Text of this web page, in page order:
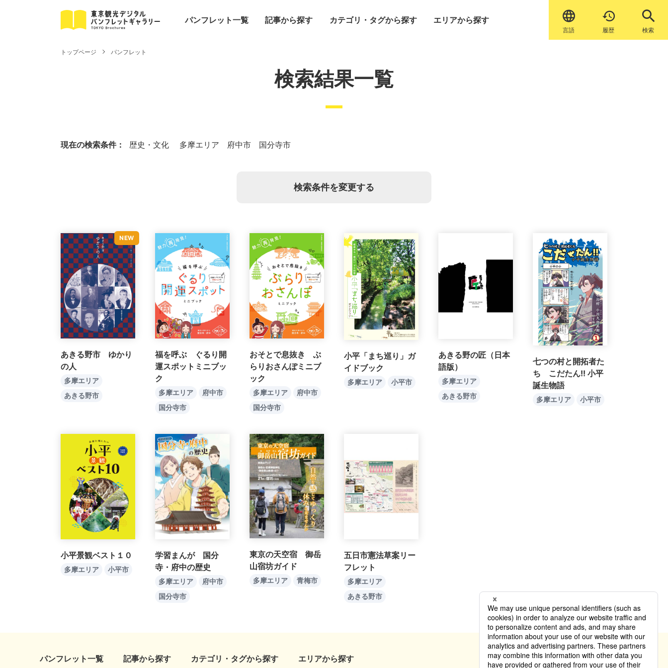

言語

履歴 検索
パンフレット一覧 記事から探す カテゴリ・タグから探す エリアから探す
トップページ パンフレット
検索結果一覧
現在の検索条件： 歴史・文化 多摩エリア 府中市 国分寺市
検索条件を変更する
あきる野市 ゆかり
の人
多摩エリア
あきる野市
福を呼ぶ ぐるり開
運スポットミニブッ
ク
多摩エリア
府中市
国分寺市
おそとで息抜き ぶ
らりおさんぽミニブ
ック
多摩エリア
府中市
国分寺市
小平「まち巡り」ガ
イドブック
多摩エリア 小平市
あきる野の匠（日本
語版）
多摩エリア
あきる野市
七つの村と開拓者た
ち こだたん!! 小平
誕生物語
多摩エリア 小平市
小平景観ベスト１０
多摩エリア 小平市
学習まんが 国分
寺・府中の歴史
多摩エリア
府中市
国分寺市
東京の天空宿 御岳
山宿坊ガイド
多摩エリア 青梅市
五日市憲法草案リー
フレット
多摩エリア
あきる野市
パンフレット一覧 記事から探す カテゴリ・タグから探す エリアから探す